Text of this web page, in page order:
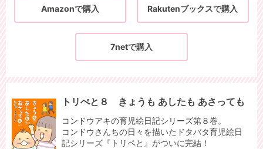
Amazonで購入 Rakutenブックスで購入
7netで購入
トリぺと８ きょうも あしたも あさっても
コンドウアキの育児絵日記シリーズ第８巻。
コンドウさんちの日々を描いたドタバタ育児絵日
記シリーズ『トリペと』がついに完結！